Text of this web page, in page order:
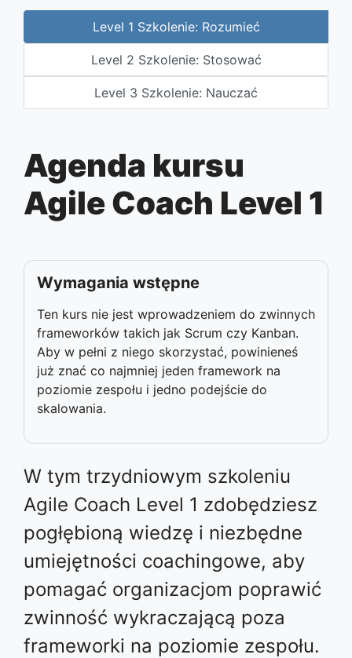
Level 1 Szkolenie: Rozumieć
Level 2 Szkolenie: Stosować
Level 3 Szkolenie: Nauczać
Agenda kursu
Agile Coach Level 1
Wymagania wstępne
Ten kurs nie jest wprowadzeniem do zwinnych
frameworków takich jak Scrum czy Kanban.
Aby w pełni z niego skorzystać, powinieneś
już znać co najmniej jeden framework na
poziomie zespołu i jedno podejście do
skalowania.
W tym trzydniowym szkoleniu
Agile Coach Level 1 zdobędziesz
pogłębioną wiedzę i niezbędne
umiejętności coachingowe, aby
pomagać organizacjom poprawić
zwinność wykraczającą poza
frameworki na poziomie zespołu.